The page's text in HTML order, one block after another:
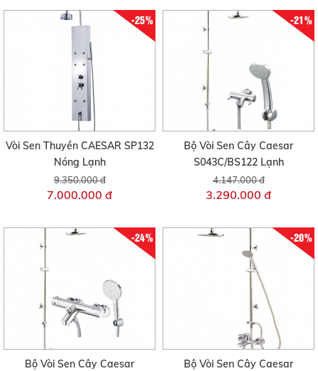
-25%
Vòi Sen Thuyền CAESAR SP132
Nóng Lạnh
9.350.000 đ
7.000.000 đ
-21%
Bộ Vòi Sen Cây Caesar
S043C/BS122 Lạnh
4.147.000 đ
3.290.000 đ
-24%
Bộ Vòi Sen Cây Caesar
-20%
Bộ Vòi Sen Cây Caesar